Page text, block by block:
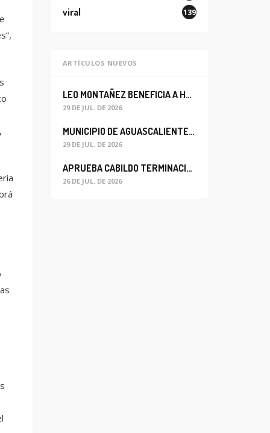
viral 139
ARTÍCULOS NUEVOS
LEO MONTAÑEZ BENEFICIA A HABITANTES DEL BARRIO DE LA SALUD CON MEJORA DEL ALCANTARILLADO SANITARIO
29 DE JUL. DE 2026
MUNICIPIO DE AGUASCALIENTES REABRE CIRCULACIÓN VEHICULAR EN LA CALLE JOSEFA ORTIZ DE DOMÍNGUEZ
29 DE JUL. DE 2026
APRUEBA CABILDO TERMINACIÓN ANTICIPADA DEL CONTRATO PARA EL PROYECTO DE MODERNIZACIÓN DEL SISTEMA DE ALUMBRADO
26 DE JUL. DE 2026